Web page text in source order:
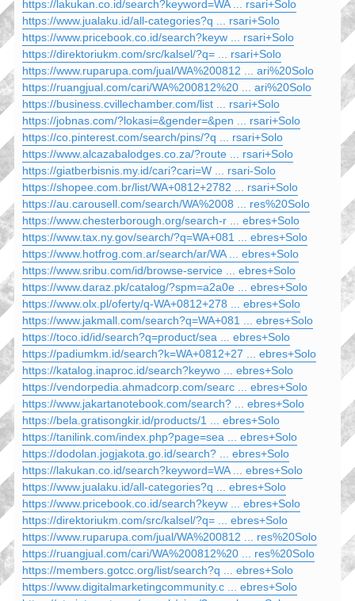
https://lakukan.co.id/search?keyword=WA ... rsari+Solo
https://www.jualaku.id/all-categories?q ... rsari+Solo
https://www.pricebook.co.id/search?keyw ... rsari+Solo
https://direktoriukm.com/src/kalsel/?q= ... rsari+Solo
https://www.ruparupa.com/jual/WA%200812 ... ari%20Solo
https://ruangjual.com/cari/WA%200812%20 ... ari%20Solo
https://business.cvillechamber.com/list ... rsari+Solo
https://jobnas.com/?lokasi=&gender=&pen ... rsari+Solo
https://co.pinterest.com/search/pins/?q ... rsari+Solo
https://www.alcazabalodges.co.za/?route ... rsari+Solo
https://giatberbisnis.my.id/cari?cari=W ... rsari-Solo
https://shopee.com.br/list/WA+0812+2782 ... rsari+Solo
https://au.carousell.com/search/WA%2008 ... res%20Solo
https://www.chesterborough.org/search-r ... ebres+Solo
https://www.tax.ny.gov/search/?q=WA+081 ... ebres+Solo
https://www.hotfrog.com.ar/search/ar/WA ... ebres+Solo
https://www.sribu.com/id/browse-service ... ebres+Solo
https://www.daraz.pk/catalog/?spm=a2a0e ... ebres+Solo
https://www.olx.pl/oferty/q-WA+0812+278 ... ebres+Solo
https://www.jakmall.com/search?q=WA+081 ... ebres+Solo
https://toco.id/id/search?q=product/sea ... ebres+Solo
https://padiumkm.id/search?k=WA+0812+27 ... ebres+Solo
https://katalog.inaproc.id/search?keywo ... ebres+Solo
https://vendorpedia.ahmadcorp.com/searc ... ebres+Solo
https://www.jakartanotebook.com/search? ... ebres+Solo
https://bela.gratisongkir.id/products/1 ... ebres+Solo
https://tanilink.com/index.php?page=sea ... ebres+Solo
https://dodolan.jogjakota.go.id/search? ... ebres+Solo
https://lakukan.co.id/search?keyword=WA ... ebres+Solo
https://www.jualaku.id/all-categories?q ... ebres+Solo
https://www.pricebook.co.id/search?keyw ... ebres+Solo
https://direktoriukm.com/src/kalsel/?q= ... ebres+Solo
https://www.ruparupa.com/jual/WA%200812 ... res%20Solo
https://ruangjual.com/cari/WA%200812%20 ... res%20Solo
https://members.gotcc.org/list/search?q ... ebres+Solo
https://www.digitalmarketingcommunity.c ... ebres+Solo